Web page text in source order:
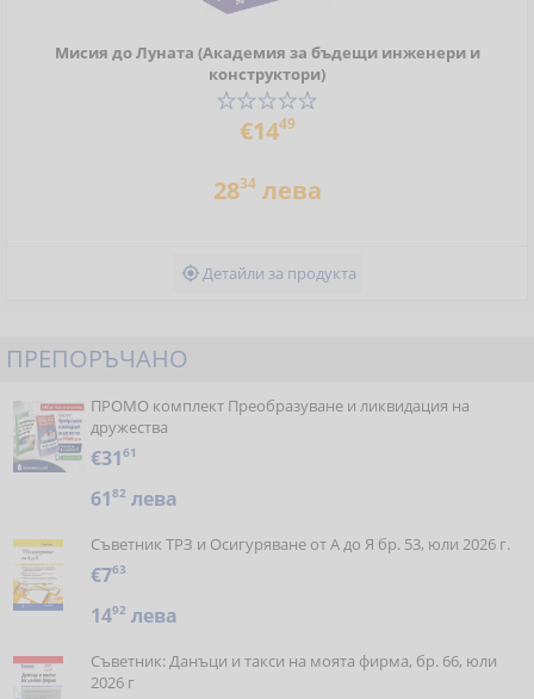
Мисия до Луната (Академия за бъдещи инженери и
конструктори)
€1449
2834лева
Детайли за продукта
ПРЕПОРЪЧАНО
ПРОМО комплект Преобразуване и ликвидация на
дружества
€3161
6182 лева
Съветник ТРЗ и Осигуряване от А до Я бр. 53, юли 2026 г.
€763
1492 лева
Съветник: Данъци и такси на моята фирма, бр. 66, юли
2026 г